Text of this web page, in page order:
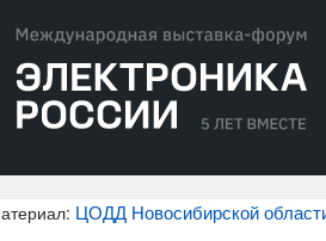
ЦОДД Новосибирской